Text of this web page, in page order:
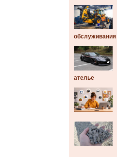
обслуживания
ателье